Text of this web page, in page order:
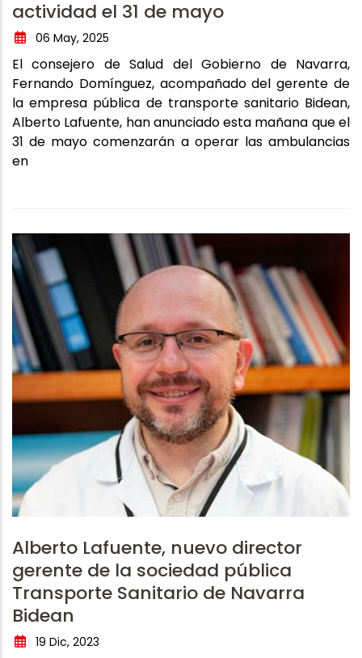
actividad el 31 de mayo
06 May, 2025
El consejero de Salud del Gobierno de Navarra,
Fernando Domínguez, acompañado del gerente de
la empresa pública de transporte sanitario Bidean,
Alberto Lafuente, han anunciado esta mañana que el
31 de mayo comenzarán a operar las ambulancias
en
Alberto Lafuente, nuevo director
gerente de la sociedad pública
Transporte Sanitario de Navarra
Bidean
19 Dic, 2023